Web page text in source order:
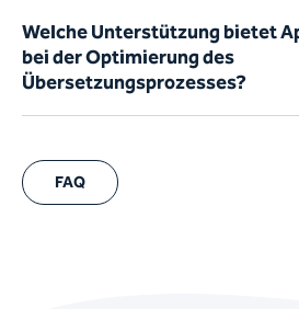
Welche Unterstützung bietet
bei der Optimierung des
Übersetzungsprozesses?
FAQ